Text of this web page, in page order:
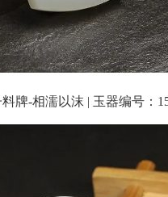
牌-相濡以沫 | 玉器编号：